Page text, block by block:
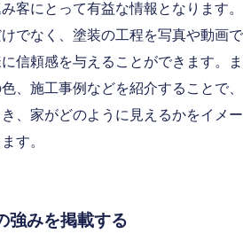
客にとって有益な情報となります。
でなく、塗装の工程を写真や動画で
信頼感を与えることができます。ま
、施工事例などを紹介することで、
、家がどのように見えるかをイメー
す。
強みを掲載する